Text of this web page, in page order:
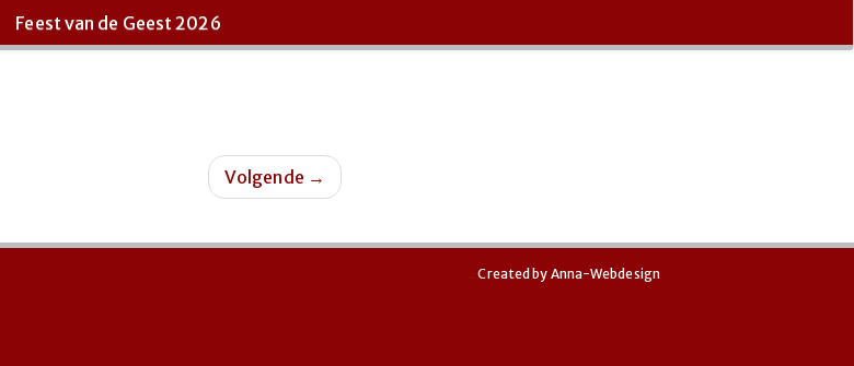
Feest van de Geest 2026
Volgende →
Created by Anna-Webdesign